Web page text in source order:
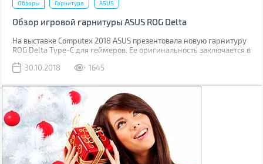
Обзоры Гарнитура ASUS
Обзор игровой гарнитуры ASUS ROG Delta
На выставке Computex 2018 ASUS презентовала новую гарнитуру
ROG Delta Type-C для геймеров. Ее оригинальность заключается в
преобразователе и радужной RGB подсветке. А подключается она
30.10.2018 1645